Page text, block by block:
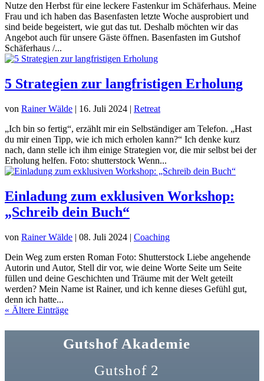
Nutze den Herbst für eine leckere Fastenkur im Schäferhaus. Meine
Frau und ich haben das Basenfasten letzte Woche ausprobiert und
sind beide begeistert, wie gut das tut. Deshalb möchten wir das
Angebot auch für unsere Gäste öffnen. Basenfasten im Gutshof
Schäferhaus /...
5 Strategien zur langfristigen Erholung
von Rainer Wälde | 16. Juli 2024 | Retreat
„Ich bin so fertig“, erzählt mir ein Selbständiger am Telefon. „Hast
du mir einen Tipp, wie ich mich erholen kann?“ Ich denke kurz
nach, dann stelle ich ihm einige Strategien vor, die mir selbst bei der
Erholung helfen. Foto: shutterstock Wenn...
Einladung zum exklusiven Workshop:
„Schreib dein Buch“
von Rainer Wälde | 08. Juli 2024 | Coaching
Dein Weg zum ersten Roman Foto: Shutterstock Liebe angehende
Autorin und Autor, Stell dir vor, wie deine Worte Seite um Seite
füllen und deine Geschichten und Träume mit der Welt geteilt
werden? Mein Name ist Rainer, und ich kenne dieses Gefühl gut,
denn ich hatte...
« Ältere Einträge
Gutshof Akademie
Gutshof 2